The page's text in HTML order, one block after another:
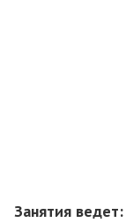
Занятия ведет: